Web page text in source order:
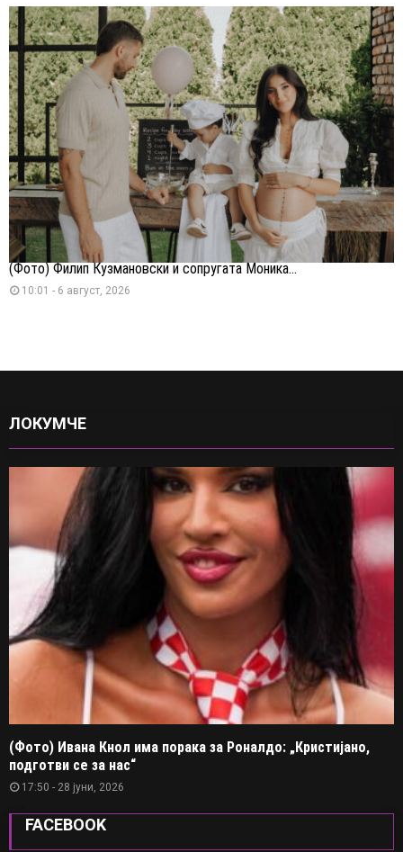
(Фото) Филип Кузмановски и сопругата Моника...
10:01 - 6 август, 2026
ЛОКУМЧЕ
(Фото) Ивана Кнол има порака за Роналдо: „Кристијано,
подготви се за нас“
17:50 - 28 јуни, 2026
FACEBOOK